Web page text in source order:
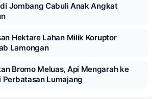
Jombang Cabuli Anak Angkat
Hektare Lahan Milik Koruptor
Lamongan
Bromo Meluas, Api Mengarah ke
Lumajang